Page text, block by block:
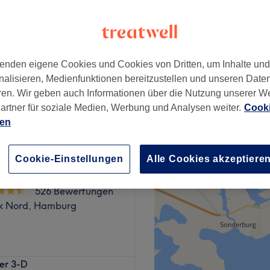
20 €
25 €
du dem Alltagsstress
lassen. Hier erwarten
Schönheit &
Studio
526 Bewertungen
Nord, Hamburg
3-D
eigene Cookies und Cookies von Dritten, um Inhalte
Medienfunktionen bereitzustellen und unseren
Wir geben auch Informationen über die Nutzung unserer
für soziale Medien, Werbung und Analysen weiter.
Cookie-Einstellungen Alle Cookies akzeptieren